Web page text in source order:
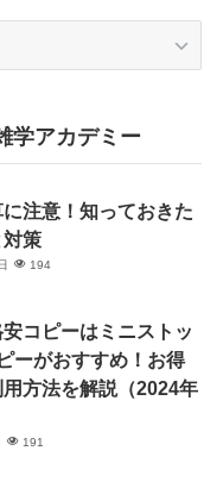
学アカデミー
注意！知っておきた
策
194
コピーはミニストッ
ーがおすすめ！お得
方法を解説（2024年
191